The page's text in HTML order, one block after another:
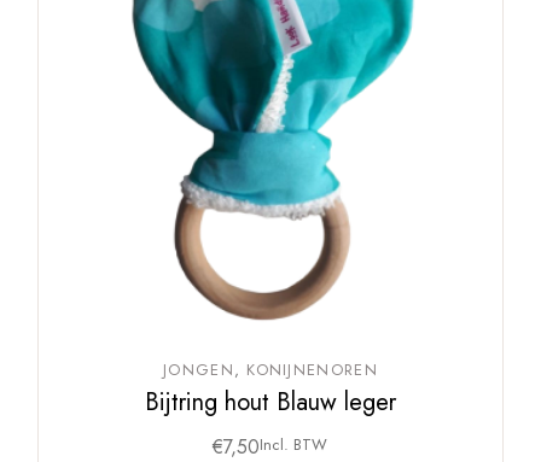
JONGEN KONIJNENOREN
Bijtring hout Blauw leger
€7,50Incl. BTW